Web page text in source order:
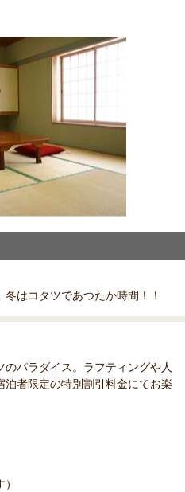
はコタツであつたか時間！！
パラダイス。ラフティングや人
者限定の特別割引料金にてお楽